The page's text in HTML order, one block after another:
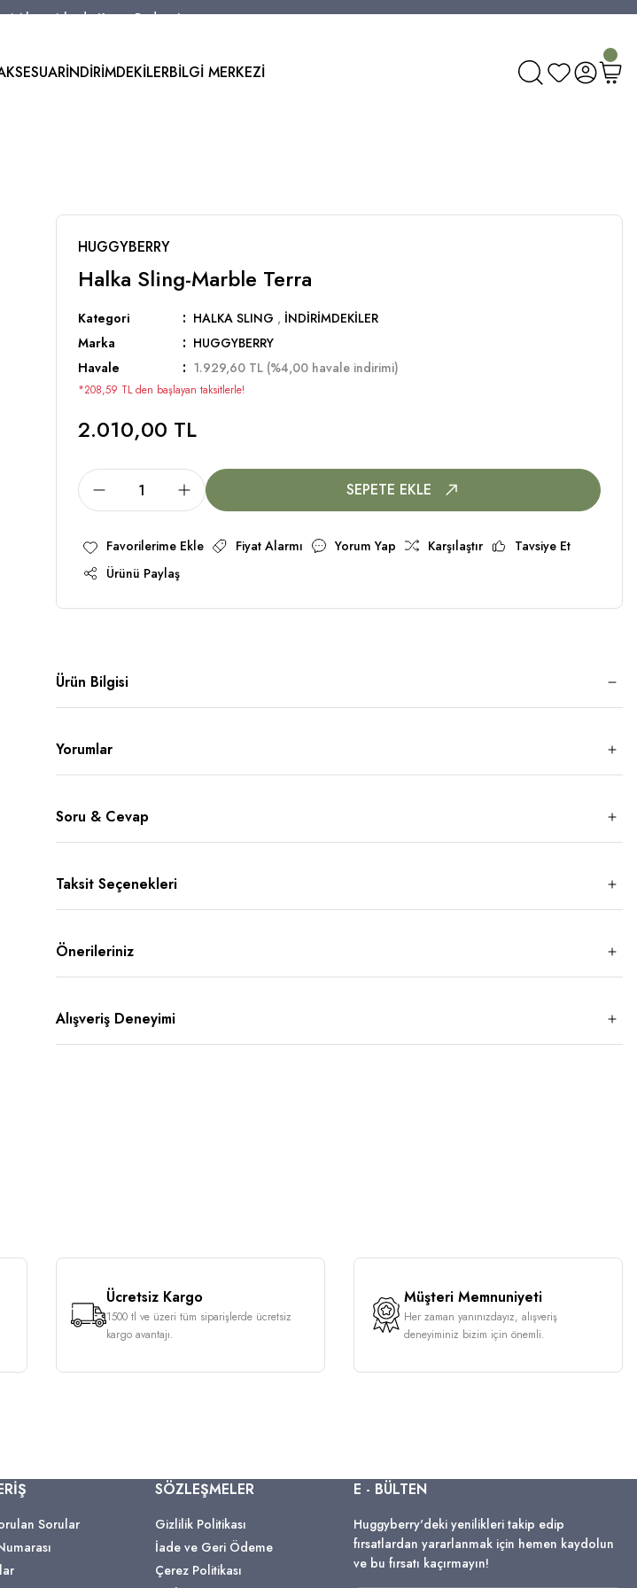
Alışverişlerde Kargo Bedava!
Worldwide Shipping!
Alışverişlerde Kargo Bedava!
İNDİRİMDEKİLERBİLGİ MERKEZİ
HUGGYBERRY
Halka Sling-Marble Terra
Kategori HALKA SLING , İNDİRİMDEKİLER
Marka
HUGGYBERRY
Havale
1.929,60 TL (%4,00 havale indirimi)
*208,59 TL den başlayan taksitlerle!
2.010,00 TL
SEPETE EKLE
Fiyat Alarmı Yorum Yap Karşılaştır
Tavsiye Et
Ürünü Paylaş
Ürün Bilgisi
Yorumlar
Soru & Cevap
Taksit Seçenekleri
Önerileriniz
Alışveriş Deneyimi
Ücretsiz Kargo
1500 tl ve üzeri tüm siparişlerde ücretsiz
kargo avantajı.
Müşteri Memnuniyeti
Her zaman yanınızdayız, alışveriş
deneyiminiz bizim için önemli.
Sorular
SÖZLEŞMELER
Gizlilik Politikası
İade ve Geri Ödeme
Çerez Politikası
E - BÜLTEN
Huggyberry'deki yenilikleri takip edip
fırsatlardan yararlanmak için hemen kaydolun
ve bu fırsatı kaçırmayın!